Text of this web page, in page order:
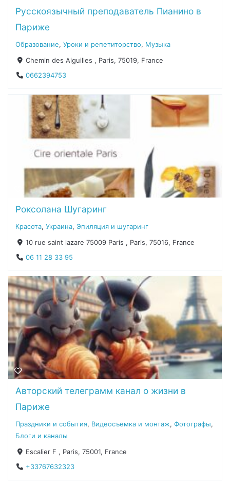
Русскоязычный преподаватель Пианино в
Париже
Образование,Уроки и репетиторство, Музыка
Chemin des Aiguilles , Paris, 75019, France
0662394753
Роксолана Шугаринг
Красота,Украина,Эпиляция и шугаринг
10 rue saint lazare 75009 Paris , Paris, 75016, France
06 11 28 33 95
Авторский телеграмм канал о жизни в
Париже
Праздники и события, Видеосъемка и монтаж,Фотографы,
Блоги и каналы
Escalier F , Paris, 75001, France
+33767632323